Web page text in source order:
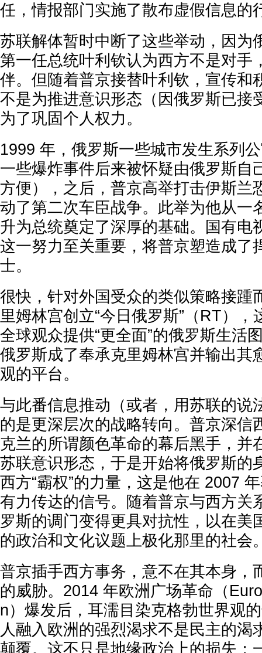
任，情报部门实施了散布虚假信息的
苏联解体暂时中断了这些举动，因为
第一任总统叶利钦认为西方不是对手
伴。但随着普京接替叶利钦，宣传和
不是为推进意识形态（因俄罗斯已接
为了巩固个人权力。
1999 年，俄罗斯一些城市发生系列
一些爆炸事件后来被怀疑由俄罗斯自
方便），之后，普京高举打击伊斯兰
动了第二次车臣战争。此举为他从一
升为总统奠定了深厚的基础。国有电
这一努力至关重要，将普京塑造成了
士。
很快，针对外国受众的类似策略接踵
里姆林宫创立“今日俄罗斯”（RT），
全球观众提供“更全面”的俄罗斯生活
俄罗斯成了奉承克里姆林宫并输出其
观的平台。
与此番信息推动（或者，用苏联的说
的是更深层次的战略转向。普京深信
克兰的所谓颜色革命的幕后黑手，并
苏联意识形态，于是开始将俄罗斯的
西方“霸权”的力量，这是他在 2007
有力传达的信号。随着普京与西方关
罗斯的调门变得更具对抗性，以在美
的政治和文化议题上极化那里的社会
普京插手西方事务，意不在其本身，
的威胁。2014 年欧洲广场革命（
n）爆发后，耳濡目染克格勃世界观
人融入欧洲的强烈渴求不是民主的渴
颠覆。这不只是地缘政治上的损失；